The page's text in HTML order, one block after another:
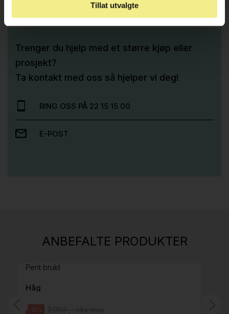
Tillat utvalgte
Trenger du hjelp med et større kjøp eller
prosjekt?
Ta kontakt med oss så hjelper vi deg!
RING OSS PÅ 22 15 15 00
E-POST
ANBEFALTE PRODUKTER
H05 5600 Swingback-armlene Mørk
Pent brukt
Håg
-15%